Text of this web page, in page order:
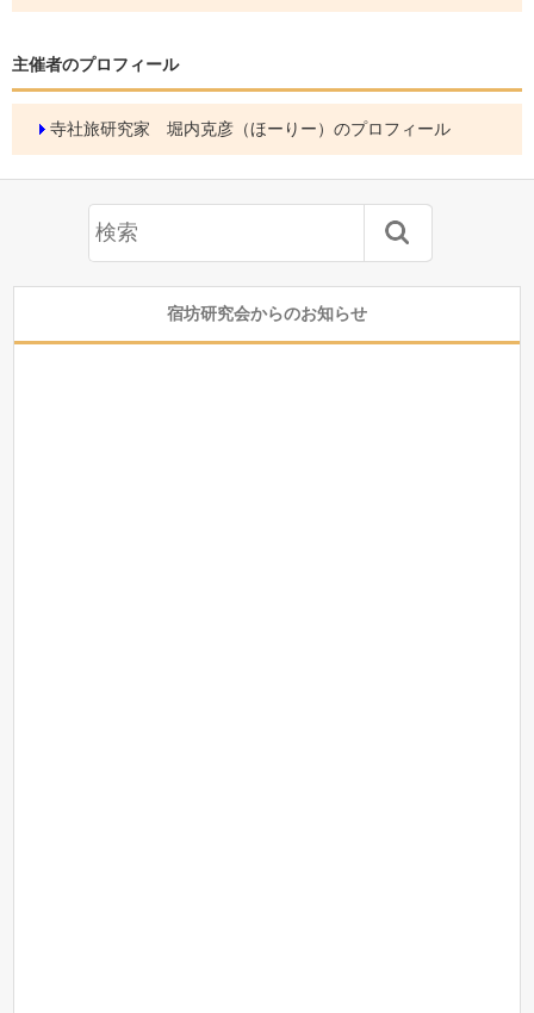
主催者のプロフィール
寺社旅研究家 堀内克彦（ほーりー）のプロフィール
宿坊研究会からのお知らせ